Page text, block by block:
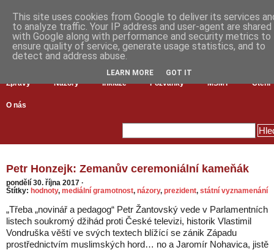
Zprávy Názory Inkluze Pozvánky MŠMT Čtení
O nás
Petr Honzejk: Zemanův ceremoniální kameňák
pondělí 30. října 2017 ·
Štítky: hodnoty, mediální gramotnost, názory, prezident, státní vyznamenání
„Třeba „novinář a pedagog“ Petr Žantovský vede v Parlamentních
listech soukromý džihád proti České televizi, historik Vlastimil
Vondruška věští ve svých textech blížící se zánik Západu
prostřednictvím muslimských hord… no a Jaromír Nohavica, jistě
This site uses cookies from Google to deliver its services
to analyze traffic. Your IP address and user-agent are shared
with Google along with performance and security metrics to
ensure quality of service, generate usage statistics, and to
detect and address abuse.
LEARN MORE GOT IT